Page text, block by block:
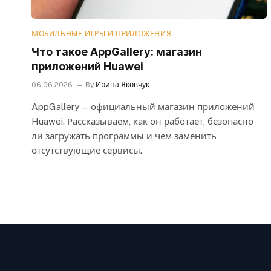
МОБИЛЬНЫЕ ИГРЫ И ПРИЛОЖЕНИЯ
Что такое AppGallery: магазин
приложений Huawei
06.06.2026 By Ирина Яковчук
AppGallery — официальный магазин приложений
Huawei. Рассказываем, как он работает, безопасно
ли загружать программы и чем заменить
отсутствующие сервисы.